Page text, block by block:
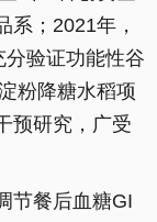
系；2021年，
验证功能性谷
粉降糖水稻项
预研究，广受
节餐后血糖GI